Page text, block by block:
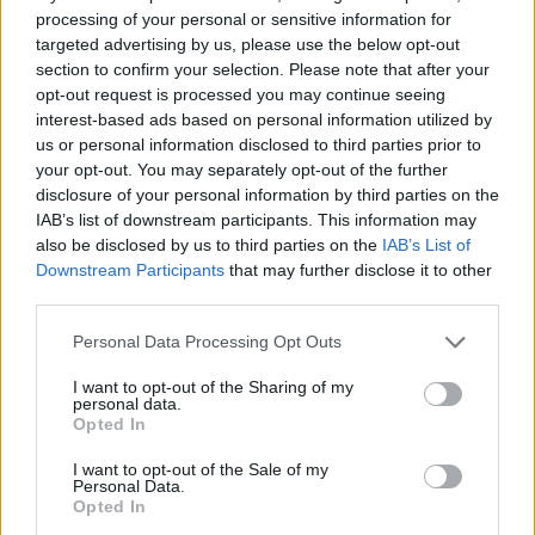
processing of your personal or sensitive information for
targeted advertising by us, please use the below opt-out
section to confirm your selection. Please note that after your
opt-out request is processed you may continue seeing
interest-based ads based on personal information utilized by
us or personal information disclosed to third parties prior to
your opt-out. You may separately opt-out of the further
disclosure of your personal information by third parties on the
IAB’s list of downstream participants. This information may
also be disclosed by us to third parties on the IAB’s List of
Downstream Participants that may further disclose it to other
Personal Data Processing Opt Outs
I want to opt-out of the Sharing of my
personal data.
Opted In
I want to opt-out of the Sale of my
Personal Data.
Opted In
Červenec 2012 na Ekolistu: Jak žít bez klimatizace a
jiné letní články
1.8.2012
Milé čtenářky a milí čtenáři,
byl jsem pověřen panem šéfredaktorem Ekolistu, abych sepsal
souhrn za minulý měsíc, protože pan šéfredaktor si právě bere
dovolenou a nemá na to kdy. Vím, proč jsem byl vybrán: zatímco
chatrné zbytky redakce dřely, já byl v červenci na dovolené,
dokonce dva týdny! Takže jsem jistě odpočatý a plný sil. Kdo se
někdy vrátil po dvou týdnech dovolené ví, jak to je.
Červen 2012 na Ekolistu: Diskusní fórum a Rio+20
Milé čtenářky a milí čtenáři,
venku je krásně a popravdě řečeno, bylo by hříchem sedět u
počítače. Přesto vás, kteří čtete Ekolist i o prázdninách, zůstává
novinkami a články, které by za uplynulý měsíc neměli
přehlédnout.
Květen 2012: Přírodní zahrady, nový nábytek ze
starých věcí a tvář Ekolistu
1.6.2012